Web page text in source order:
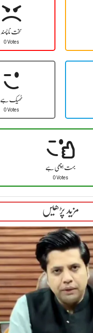
سخت نا پسند
0 Votes
ٹھیک ہے
0 Votes
بہت اچھی ہے
0 Votes
مزید پڑھیں